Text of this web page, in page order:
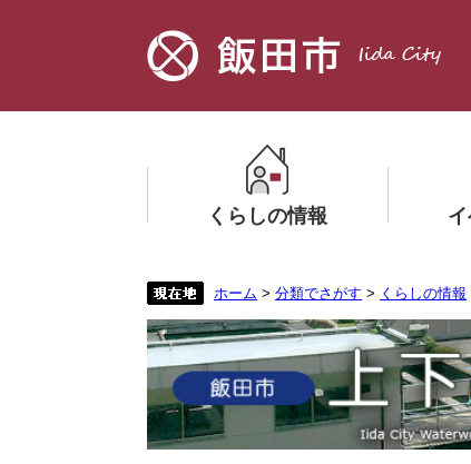
くらしの情報
メ
ニ
ュ
ー
を
ひ
ら
メ
ニ
ュ
ー
を
ひ
ら
ホーム > 分類でさがす > くらしの情報